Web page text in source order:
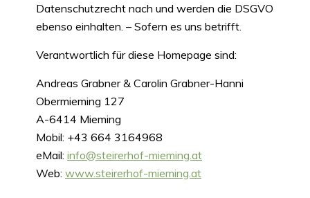
Datenschutzrecht nach und werden die DSGVO
ebenso einhalten. – Sofern es uns betrifft.
Verantwortlich für diese Homepage sind:
Andreas Grabner & Carolin Grabner-Hanni
Obermieming 127
A-6414 Mieming
Mobil: +43 664 3164968
eMail: info@steirerhof-mieming.at
Web: www.steirerhof-mieming.at